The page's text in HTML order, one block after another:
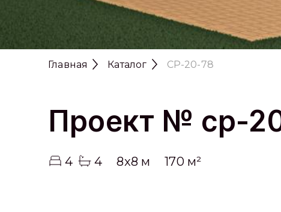
Главная Каталог CP-20-78
Проект № cp-
4 4 8x8 м 170 м²